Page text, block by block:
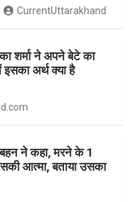
CurrentUttarakhand
शर्मा ने अपने बेटे का
इसका अर्थ क्‍या है
ने कहा, मरने के 1
आत्मा, बताया उसका